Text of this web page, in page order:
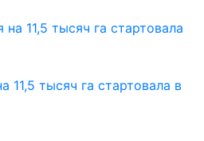
11,5 тысяч га стартовала в